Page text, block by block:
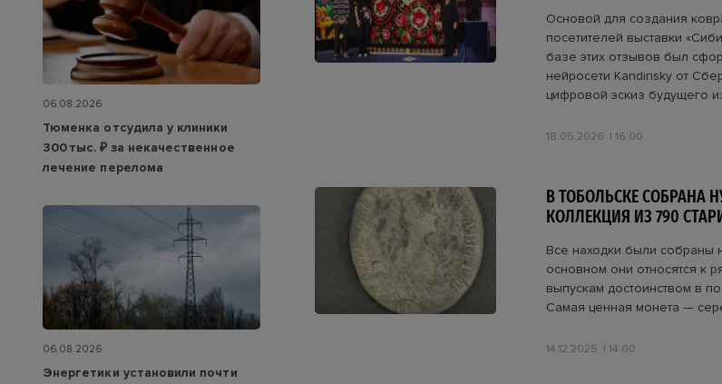
Основой для создания
посетителей выставки
базе этих отзывов был
нейросети Kandinsky от
цифровой эскиз будущего
18.05.2026 16:00
В ТОБОЛЬСКЕ СОБРАНА
КОЛЛЕКЦИЯ ИЗ 790
Все находки были собраны
основном они относятся к
выпускам достоинством в
Самая ценная монета —
14.12.2025 14:00
06.08.2026
Тюменка отсудила у клиники
300 тыс. ₽ за некачественное
лечение перелома
06.08.2026
Энергетики установили почти